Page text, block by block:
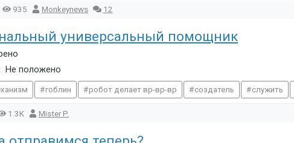
935 Monkeynews 12
универсальный помощник
Не положено
гоблин робот делает вр-вр-вр создатель служить
1.3K Mister P.